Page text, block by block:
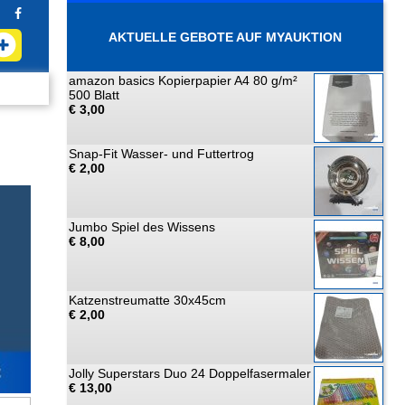
AKTUELLE GEBOTE AUF MYAUKTION
amazon basics Kopierpapier A4 80 g/m²
500 Blatt
€ 3,00
Snap-Fit Wasser- und Futtertrog
€ 2,00
Jumbo Spiel des Wissens
€ 8,00
Katzenstreumatte 30x45cm
€ 2,00
Jolly Superstars Duo 24 Doppelfasermaler
€ 13,00